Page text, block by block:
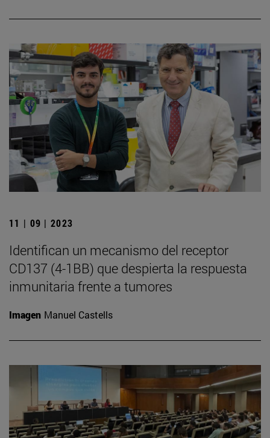
11 | 09 | 2023
Identifican un mecanismo del receptor
CD137 (4-1BB) que despierta la respuesta
inmunitaria frente a tumores
Imagen Manuel Castells